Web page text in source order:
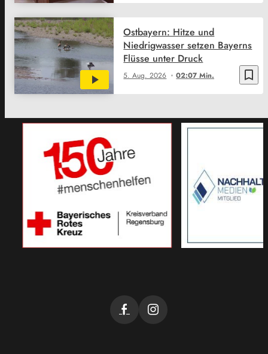
bookmark_border
5. Aug. 2026 02:07 Min.
Ostbayern: Hitze und
Niedrigwasser setzen Bayerns
Flüsse unter Druck